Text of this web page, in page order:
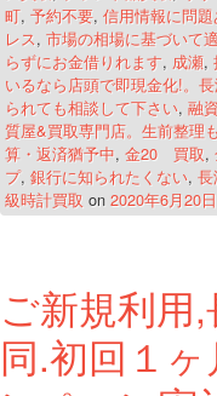
町, 予約不要, 信用情報に問題
レス, 市場の相場に基づいて
らずにお金借りれます, 成瀬,
いるなら店頭で即現金化!。
られても相談して下さい, 融
質屋&買取専門店。生前整理
算・返済猶予中, 金20 買取,
プ, 銀行に知られたくない, 長
級時計買取 on 2020年6月20日
ご新規利用
同.初回１